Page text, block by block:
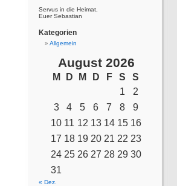
Servus in die Heimat,
Euer Sebastian
Kategorien
Allgemein
August 2026
M D M D F S
S
1
2
3
4 5 6 7 8
9
10 11 12 13 14 15 16
17 18 19 20 21 22 23
24 25 26 27 28 29 30
31
« Dez.